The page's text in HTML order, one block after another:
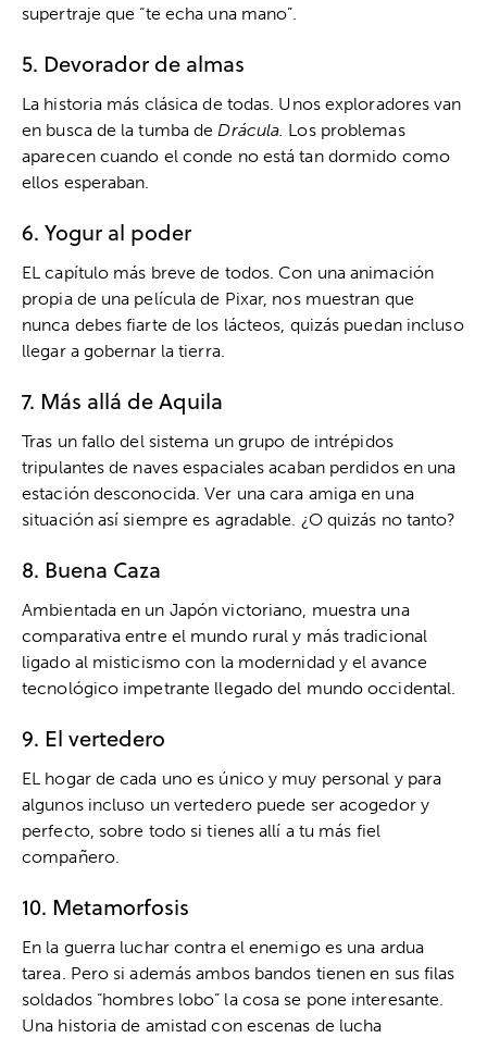
supertraje que “te echa una mano”.
5. Devorador de almas
La historia más clásica de todas. Unos exploradores van
en busca de la tumba deDrácula. Los problemas
aparecen cuando el conde no está tan dormido como
ellos esperaban.
6. Yogur al poder
EL capítulo más breve de todos. Con una animación
propia de una película de Pixar, nos muestran que
nunca debes fiarte de los lácteos, quizás puedan incluso
llegar a gobernar la tierra.
7. Más allá de Aquila
Tras un fallo del sistema un grupo de intrépidos
tripulantes de naves espaciales acaban perdidos en una
estación desconocida. Ver una cara amiga en una
situación así siempre es agradable. ¿O quizás no tanto?
8. Buena Caza
Ambientada en un Japón victoriano, muestra una
comparativa entre el mundo rural y más tradicional
ligado al misticismo con la modernidad y el avance
tecnológico impetrante llegado del mundo occidental.
9. El vertedero
EL hogar de cada uno es único y muy personal y para
algunos incluso un vertedero puede ser acogedor y
perfecto, sobre todo si tienes allí a tu más fiel
compañero.
10. Metamorfosis
En la guerra luchar contra el enemigo es una ardua
tarea. Pero si además ambos bandos tienen en sus filas
soldados “hombres lobo” la cosa se pone interesante.
Una historia de amistad con escenas de lucha